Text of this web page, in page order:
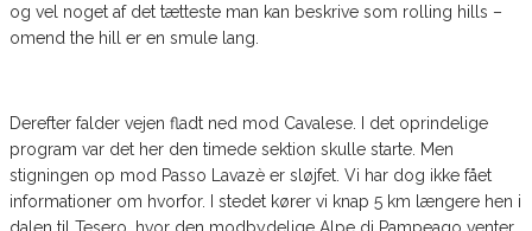
og vel noget af det tætteste man kan beskrive som rolling hills –
omend the hill er en smule lang.
Derefter falder vejen fladt ned mod Cavalese. I det oprindelige
program var det her den timede sektion skulle starte. Men
stigningen op mod Passo Lavazè er sløjfet. Vi har dog ikke fået
informationer om hvorfor. I stedet kører vi knap 5 km længere hen i
dalen til Tesero, hvor den modbydelige Alpe di Pampeago venter.